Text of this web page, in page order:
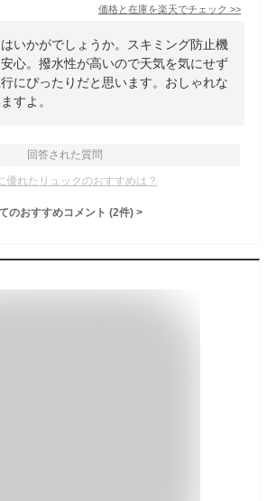
価格と在庫を楽天でチェック >>
いかがでしょうか。スキミング防止機
心。撥水性が高いので天気を気にせず
にぴったりだと思います。おしゃれな
すよ。
回答された質問
優れたリュックのおすすめは？
のおすすめコメント (2件) >